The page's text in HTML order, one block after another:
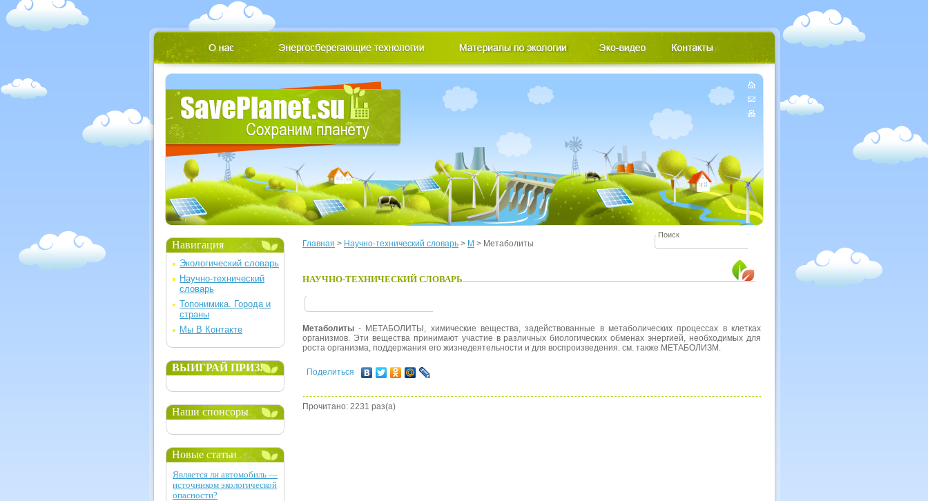
Главная > Научно-технический словарь > М > Метаболиты
НАУЧНО-ТЕХНИЧЕСКИЙ СЛОВАРЬ
Метаболиты - МЕТАБОЛИТЫ, химические вещества, задействованные в метаболических процессах в клетках
организмов. Эти вещества принимают участие в различных биологических обменах энергией, необходимых для
роста организма, поддержания его жизнедеятельности и для воспроизведения. см. также МЕТАБОЛИЗМ.
Поделиться
Прочитано: 2231 раз(а)
Навигация
Экологический словарь
Научно-технический
словарь
Топонимика. Города и
страны
Мы В Контакте
ВЫИГРАЙ ПРИЗ!
Наши спонсоры
Новые статьи
Является ли автомобиль —
источником экологической
опасности?